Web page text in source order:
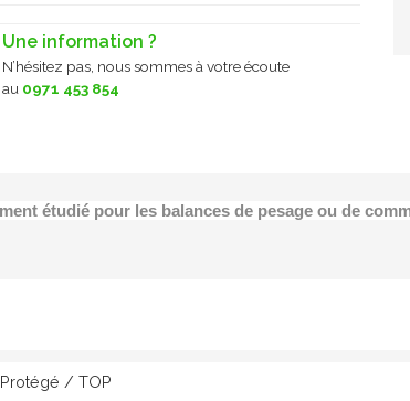
Une information ?
N’hésitez pas, nous sommes à votre écoute
au 0971 453 854
étudié pour les balances de pesage ou de
/ TOP